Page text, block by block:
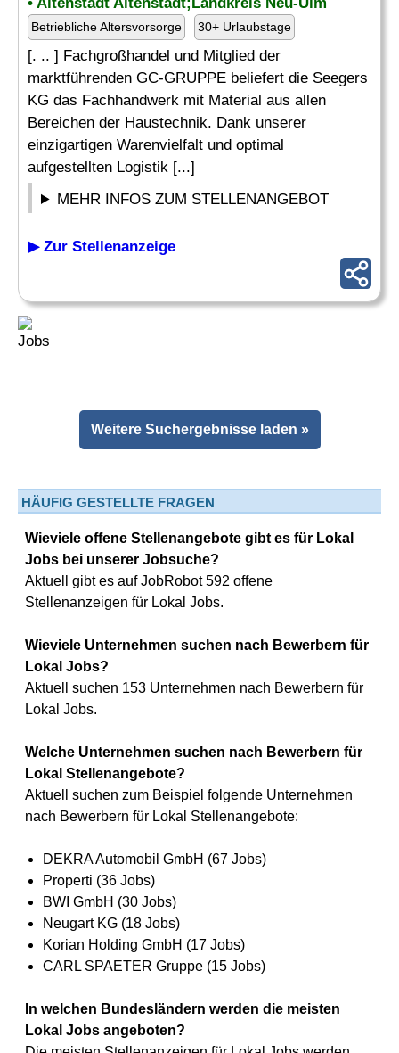
Betriebliche Altersvorsorge 30+ Urlaubstage
[. .. ] Fachgroßhandel und Mitglied der
marktführenden GC-GRUPPE beliefert die Seegers
KG das Fachhandwerk mit Material aus allen
Bereichen der Haustechnik. Dank unserer
einzigartigen Warenvielfalt und optimal
aufgestellten Logistik [...]
MEHR INFOS ZUM STELLENANGEBOT
▶ Zur Stellenanzeige
Weitere Suchergebnisse laden »
HÄUFIG GESTELLTE FRAGEN
Wieviele offene Stellenangebote gibt es für Lokal
Jobs bei unserer Jobsuche?
Aktuell gibt es auf JobRobot 592 offene
Stellenanzeigen für Lokal Jobs.
Wieviele Unternehmen suchen nach Bewerbern für
Lokal Jobs?
Aktuell suchen 153 Unternehmen nach Bewerbern für
Lokal Jobs.
Welche Unternehmen suchen nach Bewerbern für
Lokal Stellenangebote?
Aktuell suchen zum Beispiel folgende Unternehmen
nach Bewerbern für Lokal Stellenangebote:
DEKRA Automobil GmbH (67 Jobs)
Properti (36 Jobs)
BWI GmbH (30 Jobs)
Neugart KG (18 Jobs)
Korian Holding GmbH (17 Jobs)
CARL SPAETER Gruppe (15 Jobs)
In welchen Bundesländern werden die meisten
Lokal Jobs angeboten?